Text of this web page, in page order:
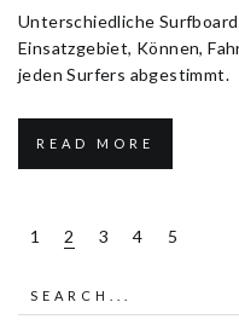
Unterschiedliche
Einsatzgebiet, Können,
jeden Surfers abgestimmt.
READ MORE
1 2 3 4 5